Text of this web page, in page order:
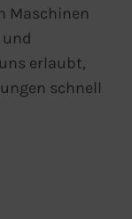
Maschinen
erlaubt,
schnell